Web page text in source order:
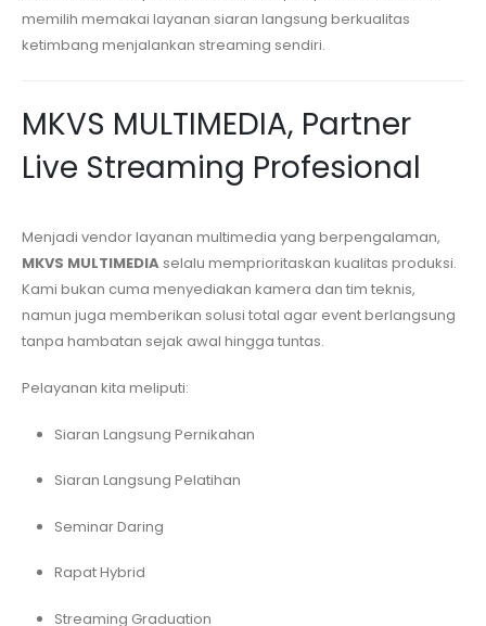
memilih memakai layanan siaran langsung berkualitas
ketimbang menjalankan streaming sendiri.
MKVS MULTIMEDIA, Partner
Live Streaming Profesional
Menjadi vendor layanan multimedia yang berpengalaman,
MKVS MULTIMEDIA selalu memprioritaskan kualitas produksi.
Kami bukan cuma menyediakan kamera dan tim teknis,
namun juga memberikan solusi total agar event berlangsung
tanpa hambatan sejak awal hingga tuntas.
Pelayanan kita meliputi:
Siaran Langsung Pernikahan
Siaran Langsung Pelatihan
Seminar Daring
Rapat Hybrid
Streaming Graduation